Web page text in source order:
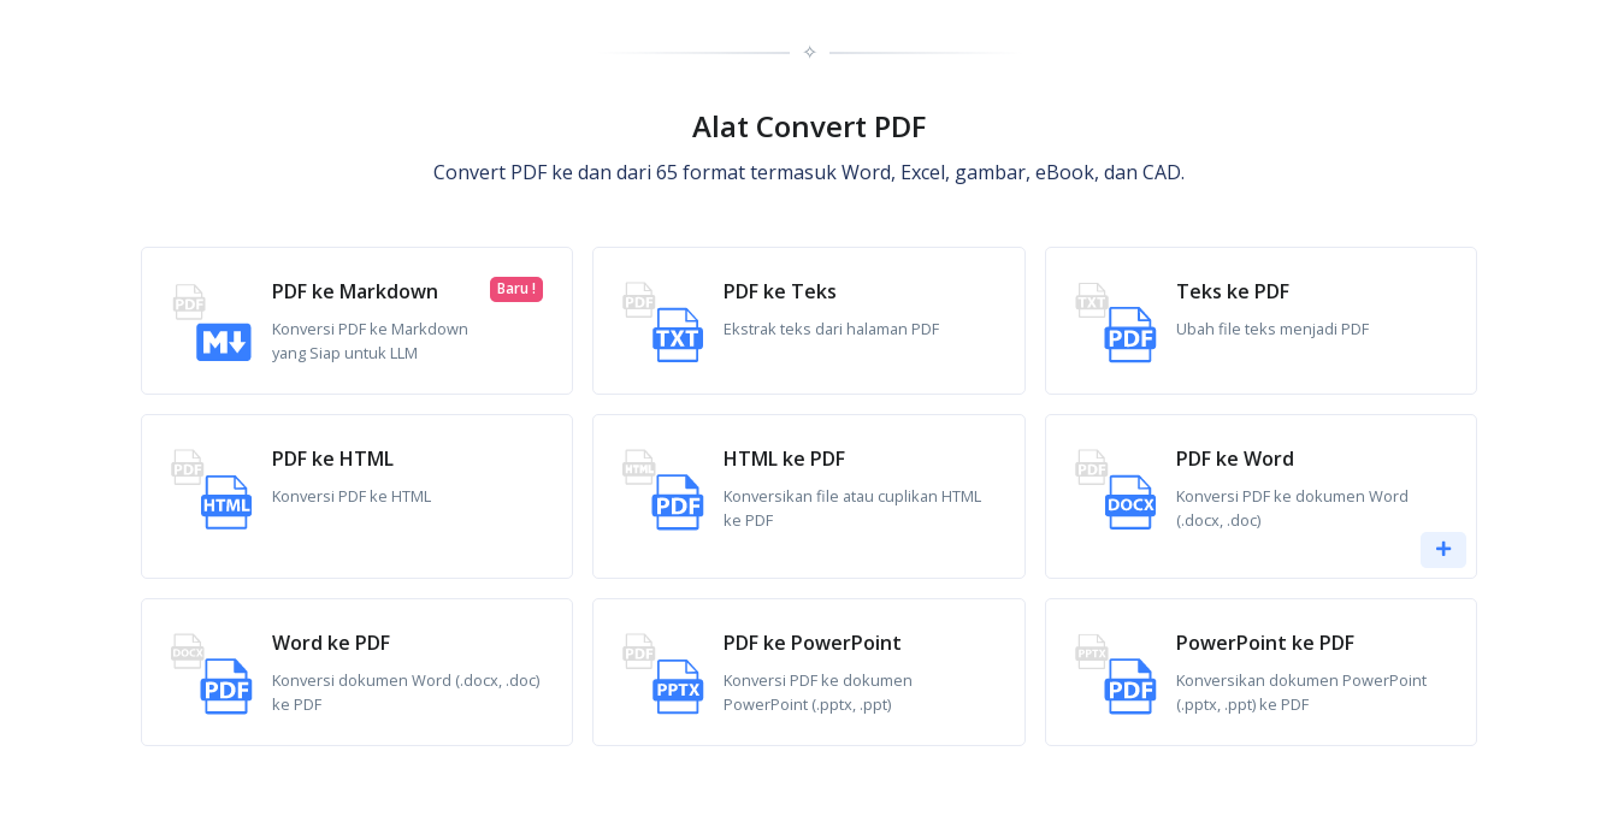
✧
Alat Convert PDF
Convert PDF ke dan dari 65 format termasuk Word, Excel, gambar, eBook, dan CAD.
PDF ke Markdown
Konversi PDF ke Markdown
yang Siap untuk LLM
Baru ! PDF ke Teks
Ekstrak teks dari halaman PDF
Teks ke PDF
Ubah file teks menjadi PDF
PDF ke HTML
Konversi PDF ke HTML
HTML ke PDF
Konversikan file atau cuplikan HTML
ke PDF
PDF ke Word
Konversi PDF ke dokumen Word
(.docx, .doc)
Word ke PDF
Konversi dokumen Word (.docx, .doc)
ke PDF
PDF ke PowerPoint
Konversi PDF ke dokumen
PowerPoint (.pptx, .ppt)
PowerPoint ke PDF
Konversikan dokumen PowerPoint
(.pptx, .ppt) ke PDF